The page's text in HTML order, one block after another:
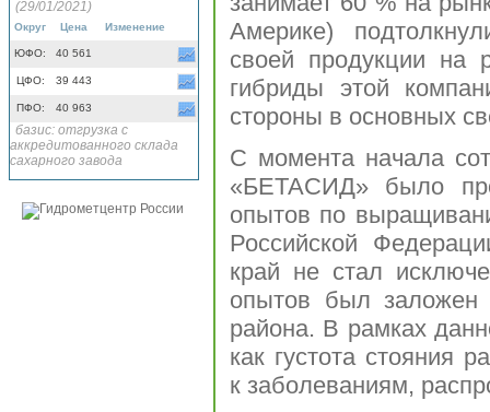
(29/01/2021)
Округ Цена Изменение
ЮФО: 40 561
ЦФО: 39 443
ПФО: 40 963
базис: отгрузка с
аккредитованного склада
сахарного завода
Америке)
своей продукции на
гибриды этой
стороны в основных
С момента начала
«БЕТАСИД» было
опытов по
Российской
край не стал
опытов был заложен
района. В рамках
как густота стояния
к заболеваниям,